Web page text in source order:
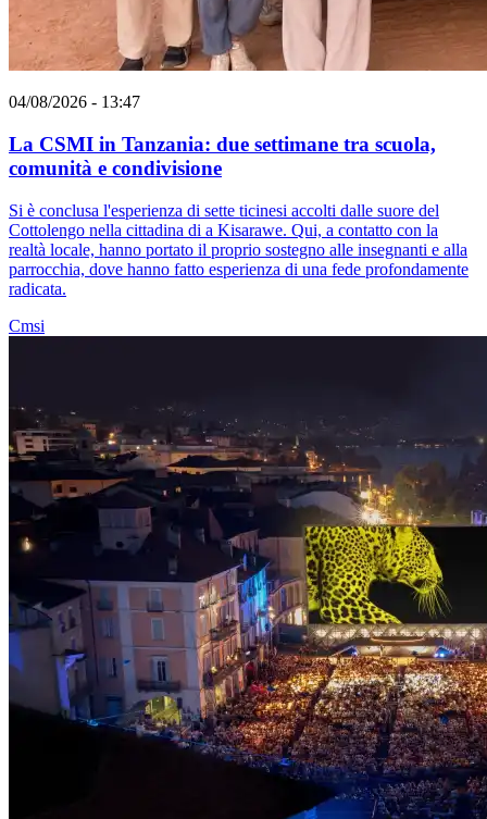
04/08/2026 - 13:47
La CSMI in Tanzania: due settimane tra scuola,
comunità e condivisione
Si è conclusa l'esperienza di sette ticinesi accolti dalle suore del
Cottolengo nella cittadina di a Kisarawe. Qui, a contatto con la
realtà locale, hanno portato il proprio sostegno alle insegnanti e alla
parrocchia, dove hanno fatto esperienza di una fede profondamente
radicata.
Cmsi